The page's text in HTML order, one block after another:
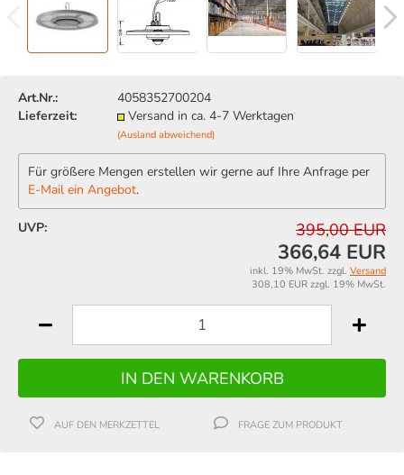
Art.Nr.:
4058352700204
Lieferzeit:
Versand in ca. 4-7 Werktagen
(Ausland abweichend)
Für größere Mengen erstellen wir gerne auf Ihre Anfrage per
E-Mail ein Angebot.
UVP: 395,00 EUR
366,64 EUR
inkl. 19% MwSt. zzgl. Versand
308,10 EUR zzgl. 19% MwSt.
AUF DEN MERKZETTEL FRAGE ZUM PRODUKT